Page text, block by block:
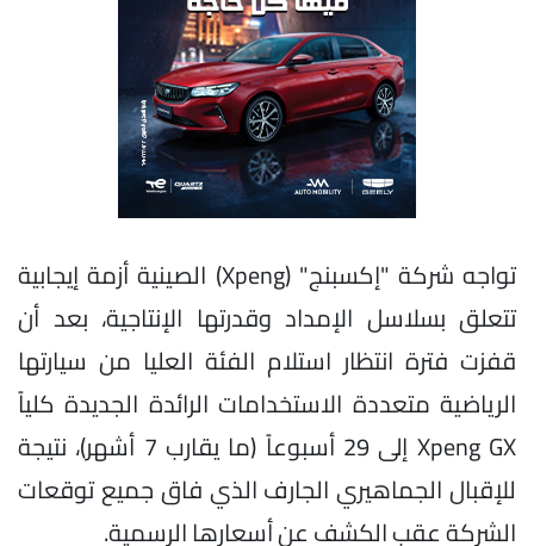
تواجه شركة "إكسبنج" (Xpeng) الصينية أزمة إيجابية
تتعلق بسلاسل الإمداد وقدرتها الإنتاجية، بعد أن
قفزت فترة انتظار استلام الفئة العليا من سيارتها
الرياضية متعددة الاستخدامات الرائدة الجديدة كلياً
Xpeng GX إلى 29 أسبوعاً (ما يقارب 7 أشهر)، نتيجة
للإقبال الجماهيري الجارف الذي فاق جميع توقعات
الشركة عقب الكشف عن أسعارها الرسمية.